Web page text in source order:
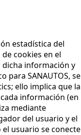
estadística del
cookies en el
dicha información y
para SANAUTOS, se
ello implica que la
información (en
mediante
del usuario y el
usuario se conecte